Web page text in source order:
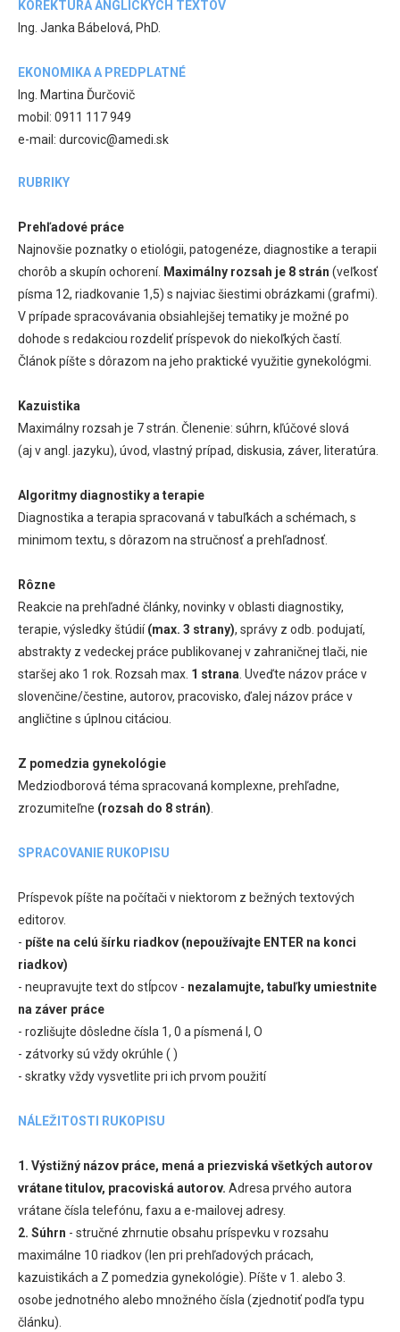
KOREKTÚRA ANGLICKÝCH TEXTOV
Ing. Janka Bábelová, PhD.
EKONOMIKA A PREDPLATNÉ
Ing. Martina Ďurčovič
mobil: 0911 117 949
e-mail: durcovic@amedi.sk
RUBRIKY
Prehľadové práce
Najnovšie poznatky o etiológii, patogenéze, diagnostike a terapii
chorôb a skupín ochorení. Maximálny rozsah je 8 strán (veľkosť
písma 12, riadkovanie 1,5) s najviac šiestimi obrázkami (grafmi).
V prípade spracovávania obsiahlejšej tematiky je možné po
dohode s redakciou rozdeliť príspevok do niekoľkých častí.
Článok píšte s dôrazom na jeho praktické využitie gynekológmi.
Kazuistika
Maximálny rozsah je 7 strán. Členenie: súhrn, kľúčové slová
(aj v angl. jazyku), úvod, vlastný prípad, diskusia, záver, literatúra.
Algoritmy diagnostiky a terapie
Diagnostika a terapia spracovaná v tabuľkách a schémach, s
minimom textu, s dôrazom na stručnosť a prehľadnosť.
Rôzne
Reakcie na prehľadné články, novinky v oblasti diagnostiky,
terapie, výsledky štúdií(max. 3 strany), správy z odb. podujatí,
abstrakty z vedeckej práce publikovanej v zahraničnej tlači, nie
staršej ako 1 rok. Rozsah max. 1 strana . Uveďte názov práce v
slovenčine/čestine, autorov, pracovisko, ďalej názov práce v
angličtine s úplnou citáciou.
Z pomedzia gynekológie
Medziodborová téma spracovaná komplexne, prehľadne,
zrozumiteľne (rozsah do 8 strán)
SPRACOVANIE RUKOPISU
Príspevok píšte na počítači v niektorom z bežných textových
editorov.
- píšte na celú šírku riadkov (nepoužívajte ENTER na konci
riadkov)
- neupravujte text do stĺpcov - nezalamujte, tabuľky umiestnite
na záver práce
- rozlišujte dôsledne čísla 1, 0 a písmená l, O
- zátvorky sú vždy okrúhle ( )
- skratky vždy vysvetlite pri ich prvom použití
NÁLEŽITOSTI RUKOPISU
1. Výstižný názov práce, mená a priezviská všetkých autorov
vrátane titulov, pracoviská autorov. Adresa prvého autora
vrátane čísla telefónu, faxu a e-mailovej adresy.
2. Súhrn - stručné zhrnutie obsahu príspevku v rozsahu
maximálne 10 riadkov (len pri prehľadových prácach,
kazuistikách a Z pomedzia gynekológie). Píšte v 1. alebo 3.
osobe jednotného alebo množného čísla (zjednotiť podľa typu
článku).